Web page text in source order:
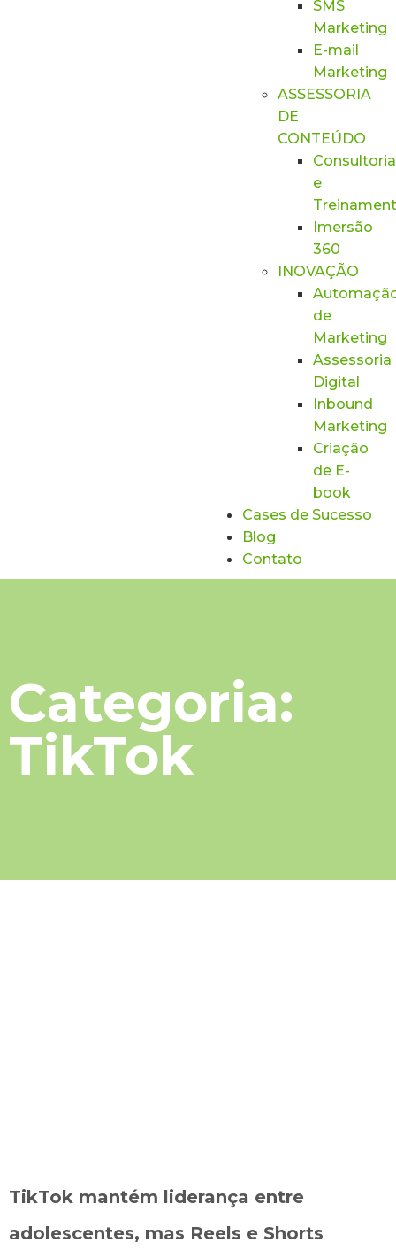
SMS
Marketing
E-mail
Marketing
ASSESSORIA
DE
CONTEÚDO
Consultoria
e
Imersão
360
INOVAÇÃO
de
Marketing
Assessoria
Digital
Inbound
Marketing
Criação
de E-
book
Cases de Sucesso
Blog
Contato
Categoria:
TikTok
TikTok mantém liderança entre
adolescentes, mas Reels e Shorts